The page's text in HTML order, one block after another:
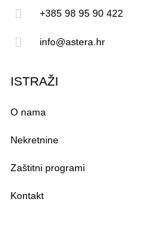
+385 98 95 90 422
info@astera.hr
ISTRAŽI
O nama
Nekretnine
Zaštitni programi
Kontakt